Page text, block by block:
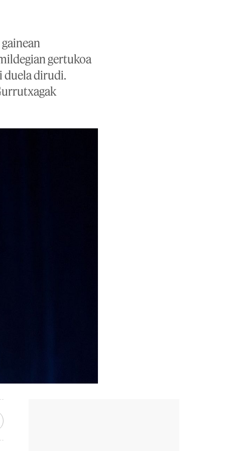
gertukoa
duela dirudi.